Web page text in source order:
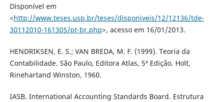
Disponível em
<http://www.teses.usp.br/teses/disponiveis/12/12136/tde-
30112010-161305/pt-br.php>, acesso em 16/01/2013.
HENDRIKSEN, E. S.; VAN BREDA, M. F. (1999). Teoria da
Contabilidade. São Paulo, Editora Atlas, 5ª Edição. Holt,
Rinehartand Winston, 1960.
IASB. International Accounting Standards Board. Estrutura